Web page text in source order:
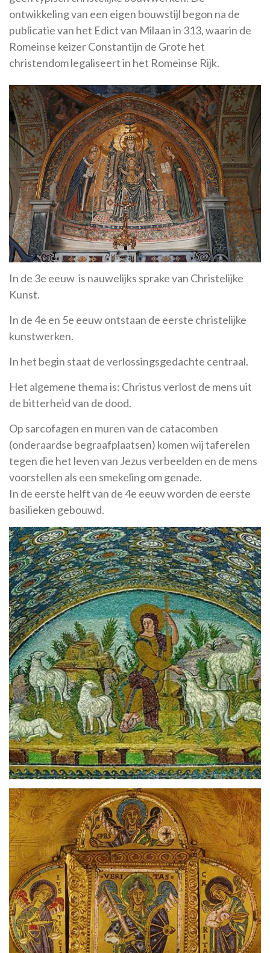
ontwikkeling van een eigen bouwstijl begon na de
publicatie van het Edict van Milaan in 313, waarin de
Romeinse keizer Constantijn de Grote het
christendom legaliseert in het Romeinse Rijk.
In de 3e eeuw is nauwelijks sprake van Christelijke
Kunst.
In de 4e en 5e eeuw ontstaan de eerste christelijke
kunstwerken.
In het begin staat de verlossingsgedachte centraal.
Het algemene thema is: Christus verlost de mens uit
de bitterheid van de dood.
Op sarcofagen en muren van de catacomben
(onderaardse begraafplaatsen) komen wij taferelen
tegen die het leven van Jezus verbeelden en de mens
voorstellen als een smekeling om genade.
In de eerste helft van de 4e eeuw worden de eerste
basilieken gebouwd.